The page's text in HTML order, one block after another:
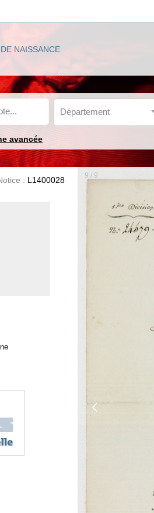
NAISSANCE
Département
avancée
: L1400028 9 / 9